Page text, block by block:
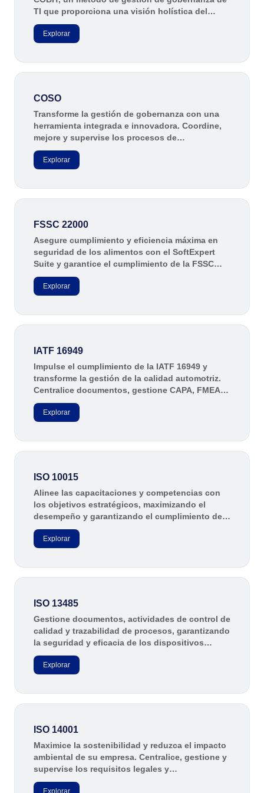
Data Lab
Drive
FMEA
Gamification
Incident
Kanban
Knowledge Base
Maintenance
Meeting
MSA
PDM
Portfolio
Request
Requirement
Storeroom
Supplier
Supply
Time Control
Agronegocio
Automotriz
Energía y Servicios Públicos
Farmacéutica y Ciencias de la Vida
Manufactura
Servicios de Salud
Servicios Financieros
Transporte y Logística
Aeroespacial y Defensa
Bienes de Consumo
Minería y Metales
Servicios y Consultoría
Venta minorista, mayorista y distribución
RGPD
FDA 21 CFR Part 820
ISO 27001
ISO 22000
ISO 42001
ISO 50001
FSSC 22000
COSO
ISO 14001
Data Lab
Gamification
Inspection
Kanban
Knowledge Base
Maintenance
Meeting
OKR
PDM
Portfolio
Protocol
Requirement
Supplier
ISO 55000
ISO 22301
ITIL
ISO 10015
ISO 14971
ISO 31000
CBOK
TI que proporciona una visión holística del
negocio y contribuye al correcto
funcionamiento de la organización.
Explorar
COSO
Transforme la gestión de gobernanza con una
herramienta integrada e innovadora. Coordine,
mejore y supervise los procesos de
cumplimiento y auditoría interna, fortaleciendo
la transparencia y el desempeño organizacional.
Explorar
FSSC 22000
Asegure cumplimiento y eficiencia máxima en
seguridad de los alimentos con el SoftExpert
Suite y garantice el cumplimiento de la FSSC
22000.
Explorar
IATF 16949
Impulse el cumplimiento de la IATF 16949 y
transforme la gestión de la calidad automotriz.
Centralice documentos, gestione CAPA, FMEA y
APQP, y optimice procesos para reducir fallas,
costos y riesgos con la plataforma integrada de
Explorar
ISO 10015
Alinee las capacitaciones y competencias con
los objetivos estratégicos, maximizando el
desempeño y garantizando el cumplimiento de
la norma ISO 10015.
Explorar
ISO 13485
Gestione documentos, actividades de control de
calidad y trazabilidad de procesos, garantizando
la seguridad y eficacia de los dispositivos
médicos con SoftExpert Suite.
Explorar
ISO 14001
Maximice la sostenibilidad y reduzca el impacto
ambiental de su empresa. Centralice, gestione y
supervise los requisitos legales y
reglamentarios de la norma ISO 14001,
Explorar